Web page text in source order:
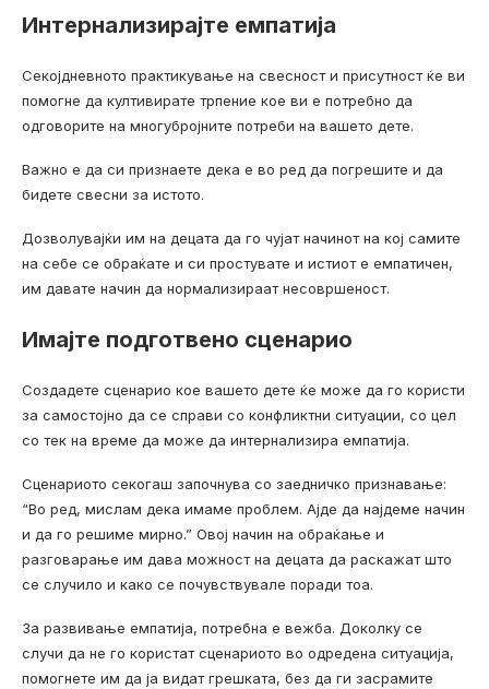
Интернализирајте емпатија
Секојдневното практикување на свесност и присутност ќе ви
помогне да култивирате трпение кое ви е потребно да
одговорите на многубројните потреби на вашето дете.
Важно е да си признаете дека е во ред да погрешите и да
бидете свесни за истото.
Дозволувајќи им на децата да го чујат начинот на кој самите
на себе се обраќате и си простувате и истиот е емпатичен,
им давате начин да нормализираат несовршеност.
Имајте подготвено сценарио
Создадете сценарио кое вашето дете ќе може да го користи
за самостојно да се справи со конфликтни ситуации, со цел
со тек на време да може да интернализира емпатија.
Сценариото секогаш започнува со заедничко признавање:
“Во ред, мислам дека имаме проблем. Ајде да најдеме начин
и да го решиме мирно.” Овој начин на обраќање и
разговарање им дава можност на децата да раскажат што
се случило и како се почувствувале поради тоа.
За развивање емпатија, потребна е вежба. Доколку се
случи да не го користат сценариото во одредена ситуација,
помогнете им да ја видат грешката, без да ги засрамите